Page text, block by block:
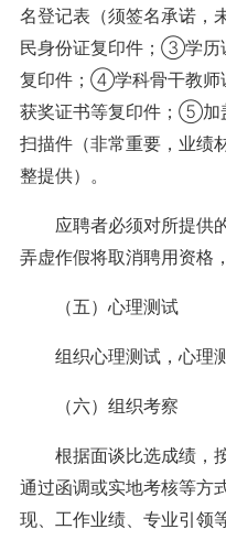
名登记表（须签名承诺
民身份证复印件；③学历
复印件；④学科骨干教师
获奖证书等复印件；⑤加
扫描件（非常重要，业绩
整提供）。
应聘者必须对所提供的
弄虚作假将取消聘用资格
（五）心理测试
组织心理测试，心理测
（六）组织考察
根据面谈比选成绩，按
通过函调或实地考核等方
现、工作业绩、专业引领